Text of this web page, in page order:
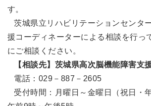
す。
茨城県立リハビリテーションセンタ
援コーディネーターによる相談を行っ
にご相談ください。
【相談先】茨城県高次脳機能障害支
電話：029－887－2605
受付時間：月曜日～金曜日（祝日・